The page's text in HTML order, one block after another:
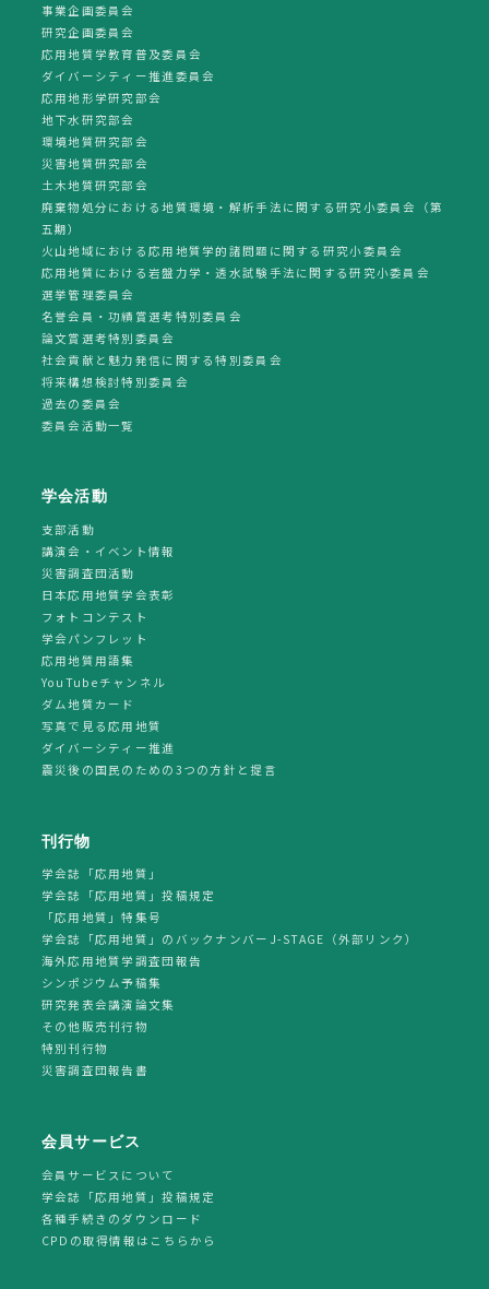
事業企画委員会
研究企画委員会
応用地質学教育普及委員会
ダイバーシティー推進委員会
応用地形学研究部会
地下水研究部会
環境地質研究部会
災害地質研究部会
土木地質研究部会
廃棄物処分における地質環境・解析手法に関する研究小委員会（第
五期）
火山地域における応用地質学的諸問題に関する研究小委員会
応用地質における岩盤力学・透水試験手法に関する研究小委員会
選挙管理委員会
名誉会員・功績賞選考特別委員会
論文賞選考特別委員会
社会貢献と魅力発信に関する特別委員会
将来構想検討特別委員会
過去の委員会
委員会活動一覧
学会活動
支部活動
講演会・イベント情報
災害調査団活動
日本応用地質学会表彰
フォトコンテスト
学会パンフレット
応用地質用語集
YouTubeチャンネル
ダム地質カード
写真で見る応用地質
ダイバーシティー推進
震災後の国民のための3つの方針と提言
刊行物
学会誌「応用地質」
学会誌「応用地質」投稿規定
「応用地質」特集号
学会誌「応用地質」のバックナンバーJ-STAGE（外部リンク）
海外応用地質学調査団報告
シンポジウム予稿集
研究発表会講演論文集
その他販売刊行物
特別刊行物
災害調査団報告書
会員サービス
会員サービスについて
学会誌「応用地質」投稿規定
各種手続きのダウンロード
CPDの取得情報はこちらから